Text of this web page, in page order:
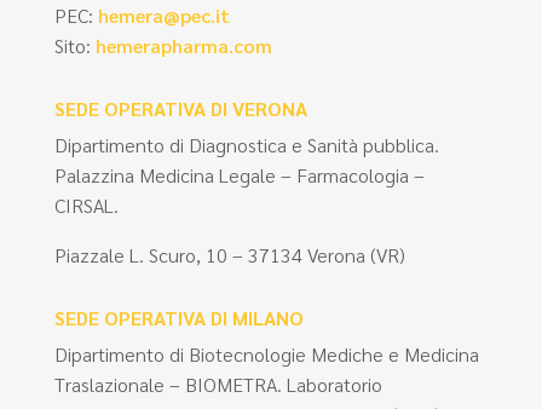
PEC: hemera@pec.it
Sito: hemerapharma.com
SEDE OPERATIVA DI VERONA
Dipartimento di Diagnostica e Sanità pubblica.
Palazzina Medicina Legale – Farmacologia –
CIRSAL.
Piazzale L. Scuro, 10 – 37134 Verona (VR)
SEDE OPERATIVA DI MILANO
Dipartimento di Biotecnologie Mediche e Medicina
Traslazionale – BIOMETRA. Laboratorio